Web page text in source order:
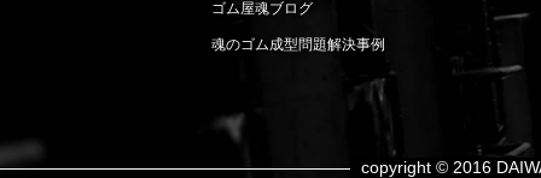
ゴム屋魂ブログ
魂のゴム成型問題解決事例
copyright © 2016